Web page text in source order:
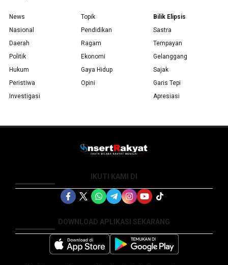
News
Nasional
Daerah
Politik
Hukum
Peristiwa
Investigasi
Topik
Pendidikan
Ragam
Ekonomi
Gaya Hidup
Opini
Bilik Elipsis
Sastra
Tempayan
Gelanggang
Sajak
Garis Tepi
Apresiasi
IKUTI KAMI DI
DOWNLOAD APLIKASI SEKARANG